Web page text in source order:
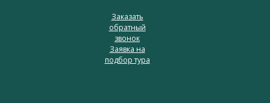
Заказать
обратный
звонок
Заявка на
подбор тура